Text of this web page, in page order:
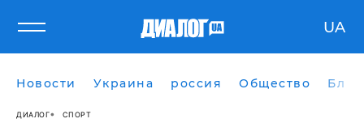
UA
Новости Украина россия Общество
ДИАЛОГ СПОРТ